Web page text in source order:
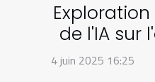
de l'IA sur
la
4 juin 2025 16:25